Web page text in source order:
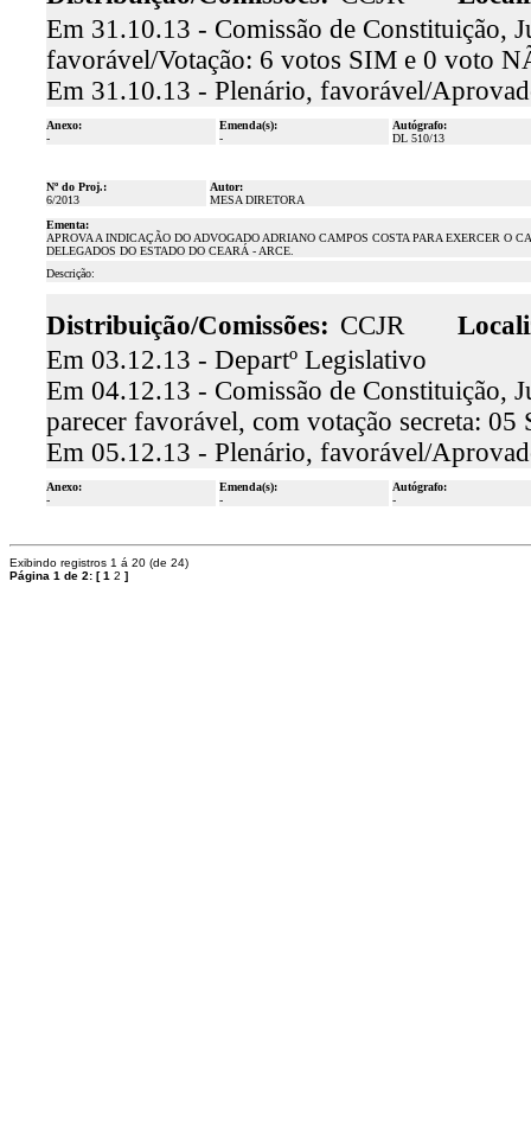
Em 31.10.13 - Comissão de Constituição,
favorável/Votação: 6 votos SIM e 0 voto
Em 31.10.13 - Plenário, favorável/
Anexo:
-
Emenda(s):
-
Autógrafo:
DL 510/13
Nº do Proj.:
6/2013
Autor:
MESA DIRETORA
Ementa:
APROVA A INDICAÇÃO DO ADVOGADO ADRIANO CAMPOS COSTA PARA EXERCER O
DELEGADOS DO ESTADO DO CEARÁ - ARCE.
Descrição:
Distribuição/Comissões: CCJR
Em 03.12.13 - Departº Legislativo
Em 04.12.13 - Comissão de Constituição,
parecer favorável, com votação secreta:
Em 05.12.13 - Plenário, favorável/
Anexo:
-
Emenda(s):
-
Autógrafo:
-
Exibindo registros 1 á 20 (de 24)
Página 1 de 2: [1 2 ]